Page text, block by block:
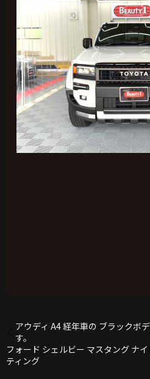
アウディ A4 経年車の ブラックボ
す。
フォード シェルビー マスタング ナ
ティング